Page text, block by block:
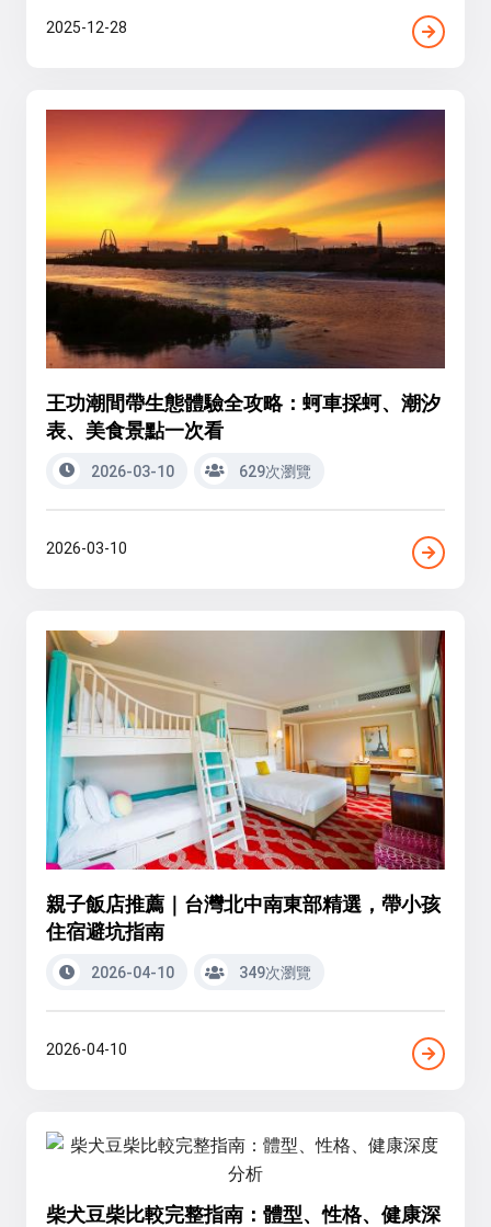
2025-12-28
王功潮間帶生態體驗全攻略：蚵車採蚵、潮汐
表、美食景點一次看
2026-03-10 629次瀏覽
2026-03-10
親子飯店推薦｜台灣北中南東部精選，帶小孩
住宿避坑指南
2026-04-10 349次瀏覽
2026-04-10
柴犬豆柴比較完整指南：體型、性格、健康深